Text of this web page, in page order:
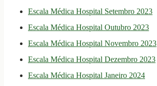
Escala Médica Hospital Setembro 2023
Escala Médica Hospital Outubro 2023
Escala Médica Hospital Novembro 2023
Escala Médica Hospital Dezembro 2023
Escala Médica Hospital Janeiro 2024